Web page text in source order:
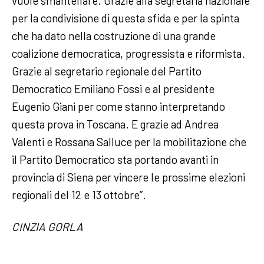
per la condivisione di questa sfida e per la spinta
che ha dato nella costruzione di una grande
coalizione democratica, progressista e riformista.
Grazie al segretario regionale del Partito
Democratico Emiliano Fossi e al presidente
Eugenio Giani per come stanno interpretando
questa prova in Toscana. E grazie ad Andrea
Valenti e Rossana Salluce per la mobilitazione che
il Partito Democratico sta portando avanti in
provincia di Siena per vincere le prossime elezioni
regionali del 12 e 13 ottobre”.
CINZIA GORLA